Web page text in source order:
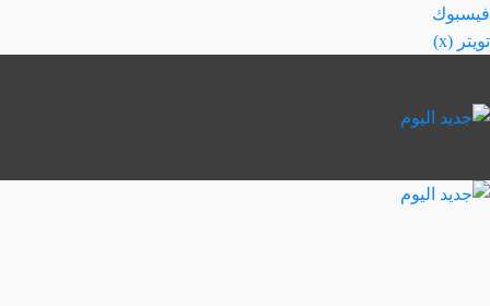
تخطي
إلى
فيسبوك
تويتر (x)